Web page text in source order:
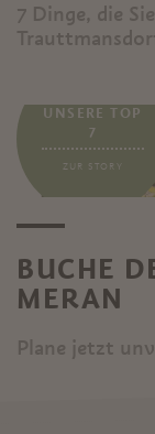
7 Dinge, die
UNSERE TOP
7
ZUR STORY
BUCHE
MERAN
Plane jetzt